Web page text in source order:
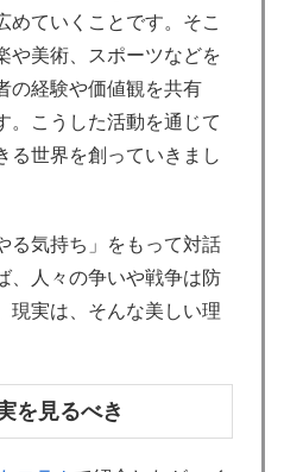
めていくことです。そこ
や美術、スポーツなどを
の経験や価値観を共有
。こうした活動を通じて
る世界を創っていきまし
る気持ち」をもって対話
、人々の争いや戦争は防
現実は、そんな美しい理
を見るべき